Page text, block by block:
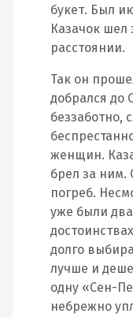
букет. Был
Казачок
расстоянии.
Так он
добрался до
беззаботно,
женщин.
брел за ним.
погреб.
уже были
долго
лучше и
одну «Сен-
небрежно